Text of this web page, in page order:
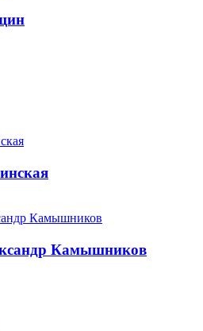
Камышников